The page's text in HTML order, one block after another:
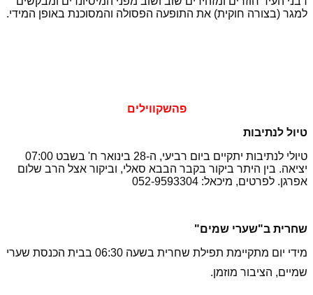
למגר (בצורה חוקית) את התופעה הפסולה והמסוכנת באופן המידי.
פהשקווילים
טיול לנתיבות
טיולי לנתיבות יתקיים ביום רביעי, ה-28 בינואר ח' בשבט 07:00
יציאה. בין היתר ביקור בקבר הבבא סאלי, וביקור אצל הרב שלום
אפרגן. לפרטים, מיכאל: 052-9593304
שחרית ב"שערי שמים"
מידי יום מתקיימת תפילת שחרית בשעה 06:30 בבית הכנסת שערי
שמיים, הציבור מוזמן.